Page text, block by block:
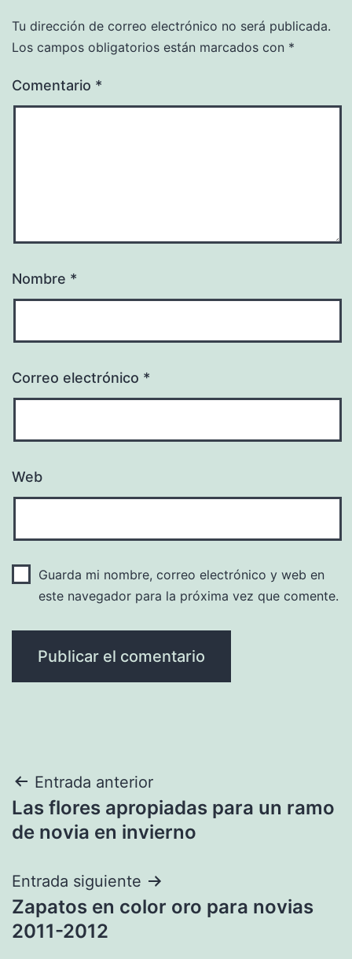
Tu dirección de correo electrónico no será publicada.
Los campos obligatorios están marcados con *
Comentario *
Nombre *
Correo electrónico *
Web
Guarda mi nombre, correo electrónico y web en
este navegador para la próxima vez que comente.
Navegación
de
Entrada anterior
Las flores apropiadas para un ramo
de novia en invierno
Entrada siguiente
Zapatos en color oro para novias
2011-2012